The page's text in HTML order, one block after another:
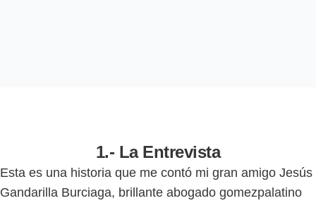
1.- La Entrevista
Esta es una historia que me contó mi gran amigo Jesús
Gandarilla Burciaga, brillante abogado gomezpalatino